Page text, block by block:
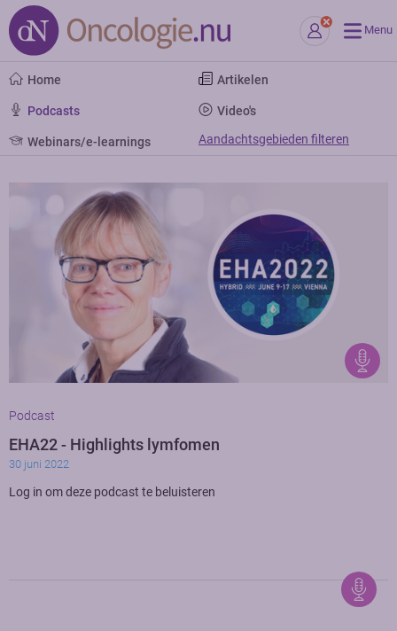
Menu
Home Artikelen
Podcasts Video's
Webinars/e-learnings Aandachtsgebieden filteren
Podcast
EHA22 - Highlights lymfomen
30 juni 2022
Log in om deze podcast te beluisteren